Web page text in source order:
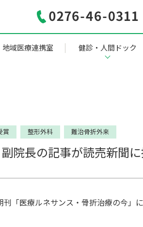
地域医療連携室 健診・人間ドック
院長の記事が読売新聞
賞 整形外科 難治骨折外来
「医療ルネサンス・骨折治療の今」